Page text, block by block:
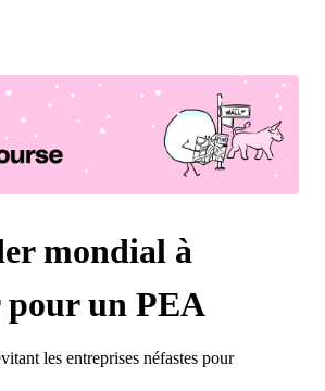
mondial à
pour un PEA
les entreprises néfastes pour